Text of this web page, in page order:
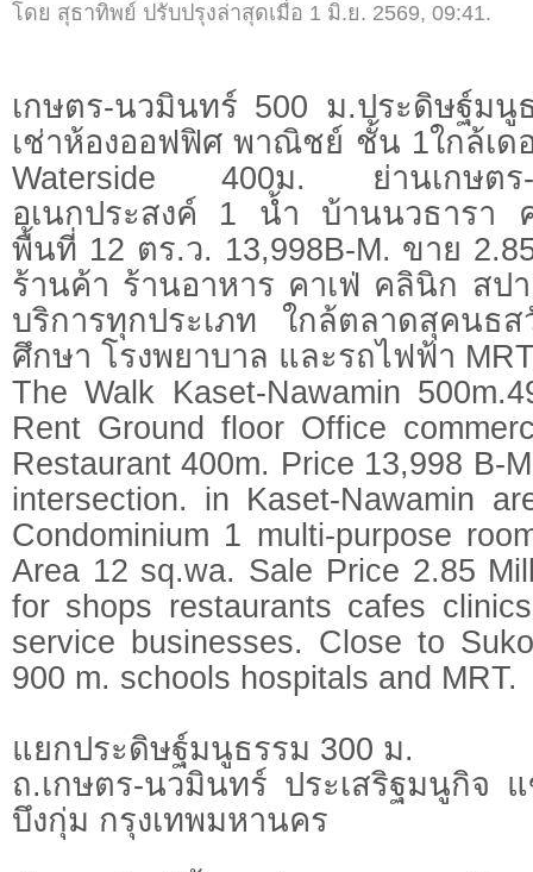
โดย สุธาทิพย์ ปรับปรุงล่าสุดเมื่อ 1 มิ.ย. 2569, 09:41.
เกษตร-นวมินทร์ 500 ม.ประดิษฐ์มนู
เช่าห้องออฟฟิศ พาณิชย์ ชั้น 1ใกล้เด
Waterside 400ม. ย่านเกษต
อเนกประสงค์ 1 น้ำ บ้านนวธารา
พื้นที่ 12 ตร.ว. 13,998B-M. ขาย
ร้านค้า ร้านอาหาร คาเฟ่ คลินิก สป
บริการทุกประเภท ใกล้ตลาดสุคนธ
ศึกษา โรงพยาบาล และรถไฟฟ้า
The Walk Kaset-Nawamin
Rent Ground floor Office
Restaurant 400m. Price 13,998 B-
intersection. in Kaset-Nawamin
Condominium 1 multi-purpose
Area 12 sq.wa. Sale Price 2.85
for shops restaurants cafes
service businesses. Close to
900 m. schools hospitals and MRT.
แยกประดิษฐ์มนูธรรม 300 ม.
ถ.เกษตร-นวมินทร์ ประเสริฐมนูกิจ
บึงกุ่ม กรุงเทพมหานคร